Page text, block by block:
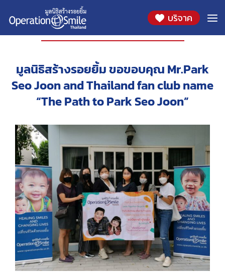
บริจาค
องค์กรที่ร่วมสนับสนุน
มูลนิธิสร้างรอยยิ้ม ขอขอบคุณ Mr.Park
Seo Joon and Thailand fan club name
“The Path to Park Seo Joon”